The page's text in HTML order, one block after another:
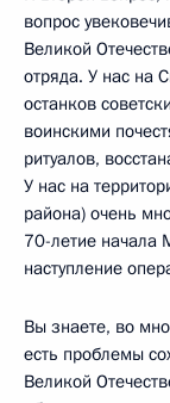
вопрос
Великой
отряда. У нас на
останков
воинскими
ритуалов,
У нас на
района) очень
70-летие начала
наступление
Вы знаете, во
есть проблемы
Великой